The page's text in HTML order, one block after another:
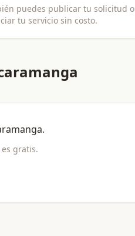
puedes publicar tu solicitud o
tu servicio sin costo.
.
es gratis.